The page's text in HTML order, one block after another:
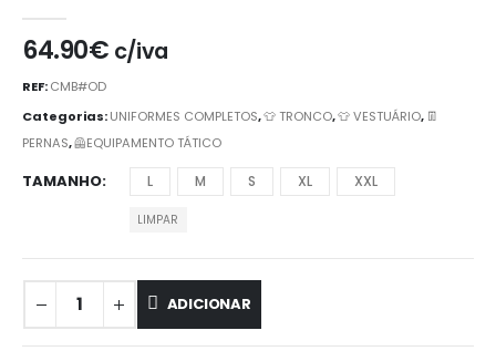
64.90€ c/iva
REF:CMB#OD
Categorias:UNIFORMES COMPLETOS,👕 TRONCO,👕 VESTUÁRIO, 👖
PERNAS,🦺EQUIPAMENTO TÁTICO
TAMANHO L M S XL XXL
LIMPAR
ADICIONAR